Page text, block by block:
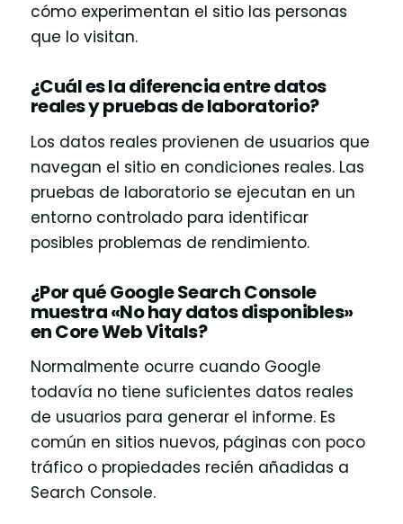
cómo experimentan el sitio las personas
que lo visitan.
¿Cuál es la diferencia entre datos
reales y pruebas de laboratorio?
Los datos reales provienen de usuarios que
navegan el sitio en condiciones reales. Las
pruebas de laboratorio se ejecutan en un
entorno controlado para identificar
posibles problemas de rendimiento.
¿Por qué Google Search Console
muestra «No hay datos disponibles»
en Core Web Vitals?
Normalmente ocurre cuando Google
todavía no tiene suficientes datos reales
de usuarios para generar el informe. Es
común en sitios nuevos, páginas con poco
tráfico o propiedades recién añadidas a
Search Console.